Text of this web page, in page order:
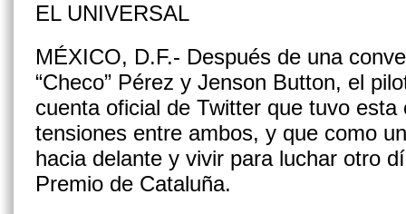
EL UNIVERSAL
MÉXICO, D.F.- Después de una
“Checo” Pérez y Jenson Button, el
cuenta oficial de Twitter que tuvo esta
tensiones entre ambos, y que como
hacia delante y vivir para luchar otro
Premio de Cataluña.